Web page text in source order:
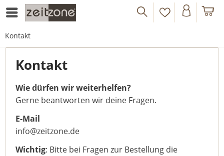
Kontakt
Kontakt
Wie dürfen wir weiterhelfen?
Gerne beantworten wir deine Fragen.
E-Mail
info@zeitzone.de
Wichtig: Bitte bei Fragen zur Bestellung die